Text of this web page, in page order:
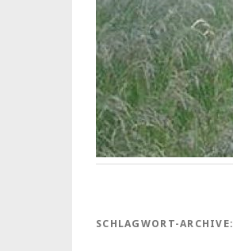
SCHLAGWORT-ARCHIVE: